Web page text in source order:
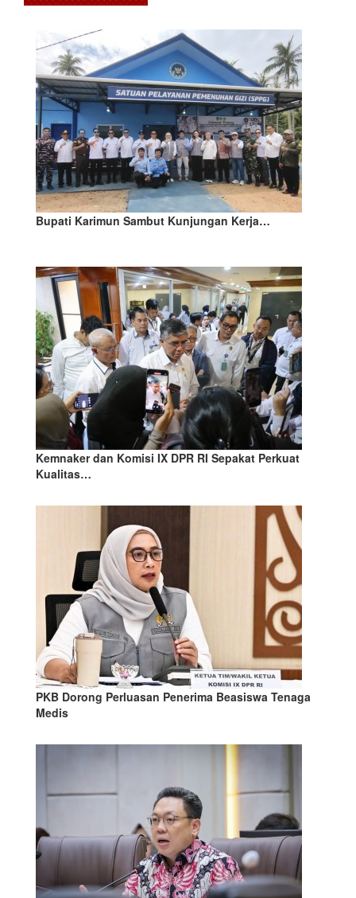
Bupati Karimun Sambut Kunjungan Kerja…
Kemnaker dan Komisi IX DPR RI Sepakat Perkuat
Kualitas…
PKB Dorong Perluasan Penerima Beasiswa Tenaga
Medis